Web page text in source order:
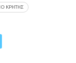
ΚΡΗΤΗΣ